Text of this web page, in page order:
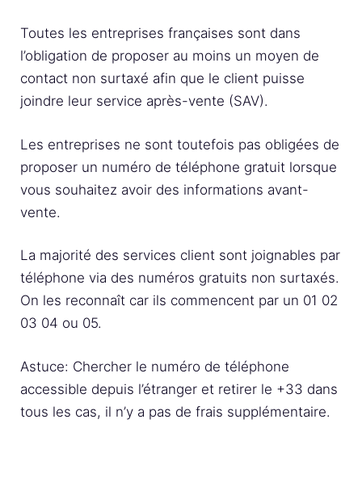
Toutes les entreprises françaises sont dans
l’obligation de proposer au moins un moyen de
contact non surtaxé afin que le client puisse
joindre leur service après-vente (SAV).
Les entreprises ne sont toutefois pas obligées de
proposer un numéro de téléphone gratuit lorsque
vous souhaitez avoir des informations avant-
vente.
La majorité des services client sont joignables par
téléphone via des numéros gratuits non surtaxés.
On les reconnaît car ils commencent par un 01 02
03 04 ou 05.
Astuce: Chercher le numéro de téléphone
accessible depuis l’étranger et retirer le +33 dans
tous les cas, il n’y a pas de frais supplémentaire.